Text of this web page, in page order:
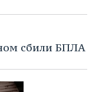
сбили БПЛА